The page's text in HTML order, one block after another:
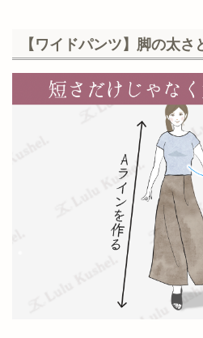
【ワイドパンツ】脚の太